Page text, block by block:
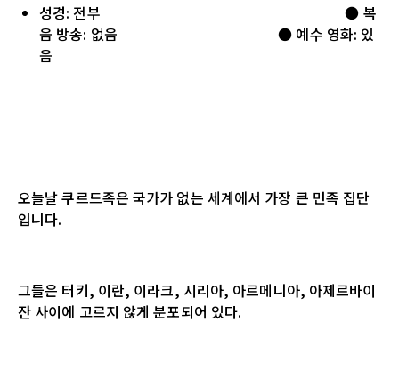
성경: 전부 ● 복
음 방송: 없음 ● 예수 영화: 있
음
오늘날 쿠르드족은 국가가 없는 세계에서 가장 큰 민족 집단
입니다.
그들은 터키, 이란, 이라크, 시리아, 아르메니아, 아제르바이
잔 사이에 고르지 않게 분포되어 있다.